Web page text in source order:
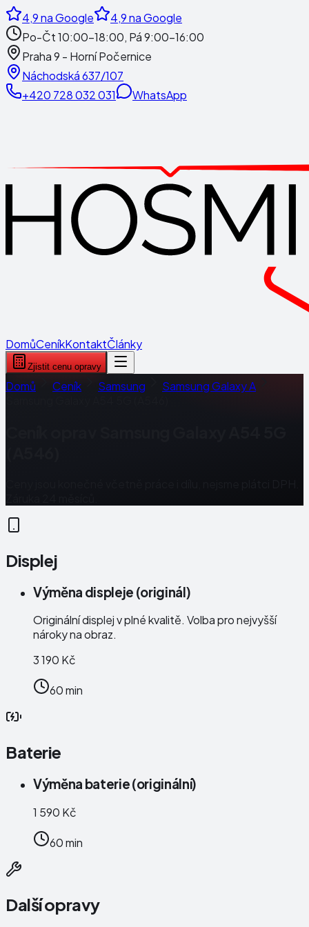
4,9na Google 4,9na Google
Po-Čt 10:00-18:00, Pá 9:00-16:00
Praha 9 - Horní Počernice
Náchodská 637/107
+420 728 032 031
WhatsApp
DomůCeníkKontaktČlánky
Zjistit cenu opravy
Domů Ceník Samsung
Samsung Galaxy A
Displej
Výměna displeje (originál)
Originální displej v plné kvalitě. Volba pro nejvyšší
nároky na obraz.
3 190 Kč
60 min
Baterie
Výměna baterie (originální)
1 590 Kč
60 min
Další opravy